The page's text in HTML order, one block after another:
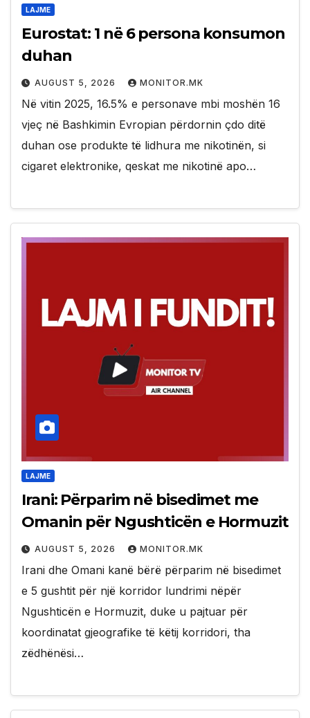
LAJME
Eurostat: 1 në 6 persona konsumon
duhan
AUGUST 5, 2026 MONITOR.MK
Në vitin 2025, 16.5% e personave mbi moshën 16
vjeç në Bashkimin Evropian përdornin çdo ditë
duhan ose produkte të lidhura me nikotinën, si
cigaret elektronike, qeskat me nikotinë apo…
LAJME
Irani: Përparim në bisedimet me
Omanin për Ngushticën e Hormuzit
AUGUST 5, 2026 MONITOR.MK
Irani dhe Omani kanë bërë përparim në bisedimet
e 5 gushtit për një korridor lundrimi nëpër
Ngushticën e Hormuzit, duke u pajtuar për
koordinatat gjeografike të këtij korridori, tha
zëdhënësi…